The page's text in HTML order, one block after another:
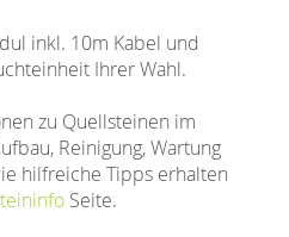
inkl. 10m Kabel und
Ihrer Wahl.
zu Quellsteinen im
Reinigung, Wartung
hilfreiche Tipps erhalten
Seite.